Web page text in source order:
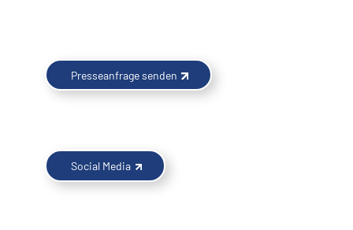
Presseanfrage senden
Social Media